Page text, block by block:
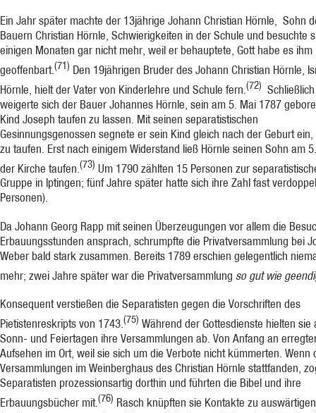
Ein Jahr später machte der 13jährige Johann Christian Hörnle, Sohn
Bauern Christian Hörnle, Schwierigkeiten in der Schule und besuchte
einigen Monaten gar nicht mehr, weil er behauptete, Gott habe es ihm
geoffenbart.(71) Den 19jährigen Bruder des Johann Christian Hörnle,
Hörnle, hielt der Vater von Kinderlehre und Schule fern. (72) Schließlich
weigerte sich der Bauer Johannes Hörnle, sein am 5. Mai 1787
Kind Joseph taufen zu lassen. Mit seinen separatistischen
Gesinnungsgenossen segnete er sein Kind gleich nach der Geburt
zu taufen. Erst nach einigem Widerstand ließ Hörnle seinen Sohn am
der Kirche taufen. (73) Um 1790 zählten 15 Personen zur
Gruppe in Iptingen; fünf Jahre später hatte sich ihre Zahl fast
Personen).
Da Johann Georg Rapp mit seinen Überzeugungen vor allem die
Erbauungs­stunden ansprach, schrumpfte die Privatversammlung bei
Weber bald stark zusam­men. Bereits 1789 erschien gelegentlich
mehr; zwei Jahre später war die Privatver­sammlung so gut wie
Konsequent verstießen die Separatisten gegen die Vorschriften des
Pietistenreskripts von 1743.(75) Während der Gottesdienste hielten sie
Sonn- und Feiertagen ihre Versammlungen ab. Von Anfang an
Aufsehen im Ort, weil sie sich um die Verbote nicht kümmerten. Wenn
Versammlungen im Weinberghaus des Christian Hörnle stattfanden,
Separatisten prozessionsartig dorthin und führten die Bibel und ihre
Erbauungsbücher mit.(76) Rasch knüpften sie Kontakte zu auswärtigen